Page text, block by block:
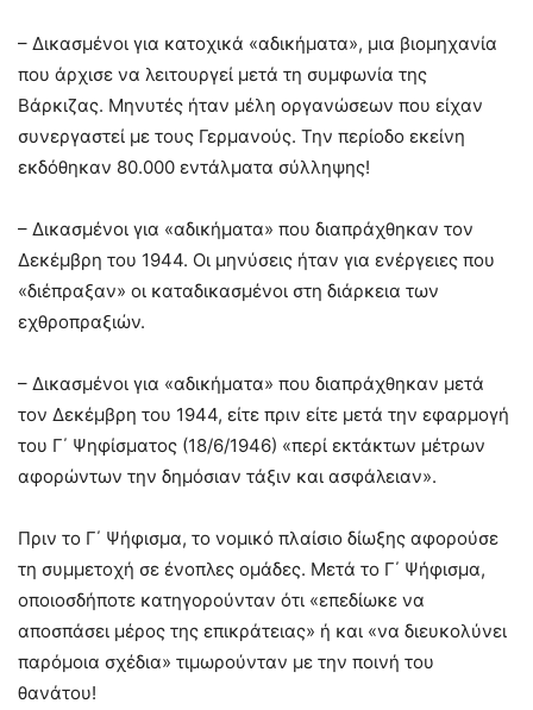
– Δικασμένοι για κατοχικά «αδικήματα», μια βιομηχανία
που άρχισε να λειτουργεί μετά τη συμφωνία της
Βάρκιζας. Μηνυτές ήταν μέλη οργανώσεων που είχαν
συνεργαστεί με τους Γερμανούς. Την περίοδο εκείνη
εκδόθηκαν 80.000 εντάλματα σύλληψης!
– Δικασμένοι για «αδικήματα» που διαπράχθηκαν τον
Δεκέμβρη του 1944. Οι μηνύσεις ήταν για ενέργειες που
«διέπραξαν» οι καταδικασμένοι στη διάρκεια των
εχθροπραξιών.
– Δικασμένοι για «αδικήματα» που διαπράχθηκαν μετά
τον Δεκέμβρη του 1944, είτε πριν είτε μετά την εφαρμογή
του Γ΄ Ψηφίσματος (18/6/1946) «περί εκτάκτων μέτρων
αφορώντων την δημόσιαν τάξιν και ασφάλειαν».
Πριν το Γ΄ Ψήφισμα, το νομικό πλαίσιο δίωξης αφορούσε
τη συμμετοχή σε ένοπλες ομάδες. Μετά το Γ΄ Ψήφισμα,
οποιοσδήποτε κατηγορούνταν ότι «επεδίωκε να
αποσπάσει μέρος της επικράτειας» ή και «να διευκολύνει
παρόμοια σχέδια» τιμωρούνταν με την ποινή του
θανάτου!